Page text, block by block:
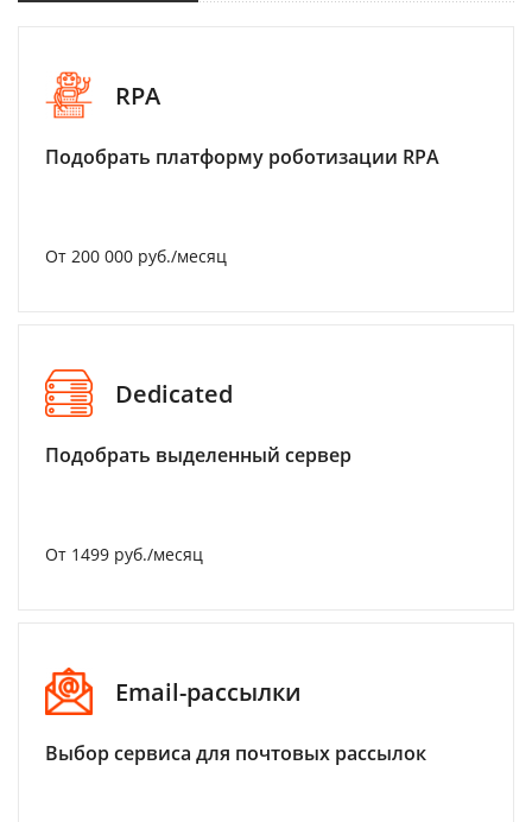
RPA
Подобрать платформу роботизации RPA
От 200 000 руб./месяц
Dedicated
Подобрать выделенный сервер
От 1499 руб./месяц
Email-рассылки
Выбор сервиса для почтовых рассылок